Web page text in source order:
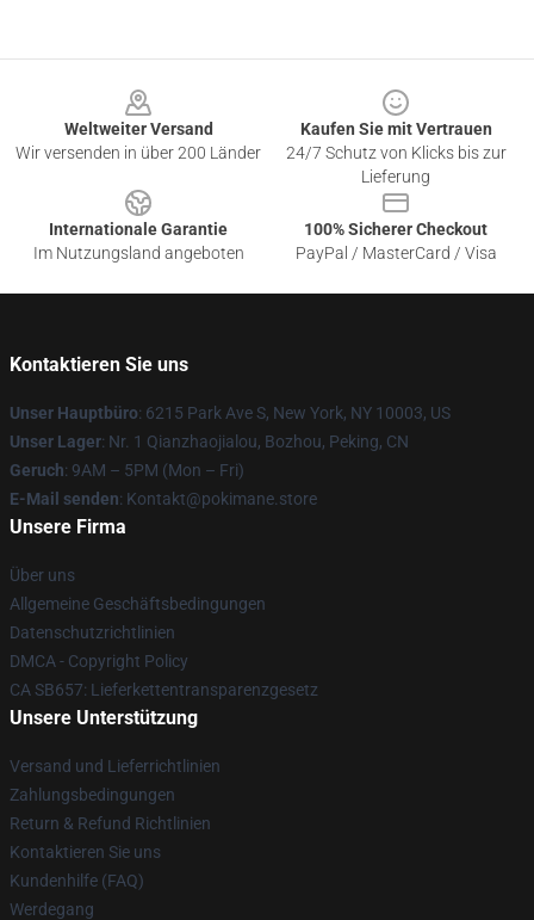
Weltweiter Versand
Wir versenden in über 200 Länder
Kaufen Sie mit Vertrauen
24/7 Schutz von Klicks bis zur
Lieferung
Internationale Garantie
Im Nutzungsland angeboten
100% Sicherer Checkout
PayPal / MasterCard / Visa
Kontaktieren Sie uns
Unser Hauptbüro: 6215 Park Ave S, New York, NY 10003, US
Unser Lager: Nr. 1 Qianzhaojialou, Bozhou, Peking, CN
Geruch: 9AM – 5PM (Mon – Fri)
E-Mail senden: Kontakt@pokimane.store
Unsere Firma
Über uns
Allgemeine Geschäftsbedingungen
Datenschutzrichtlinien
DMCA - Copyright Policy
CA SB657: Lieferkettentransparenzgesetz
Unsere Unterstützung
Versand und Lieferrichtlinien
Zahlungsbedingungen
Return & Refund Richtlinien
Kontaktieren Sie uns
Kundenhilfe (FAQ)
Werdegang